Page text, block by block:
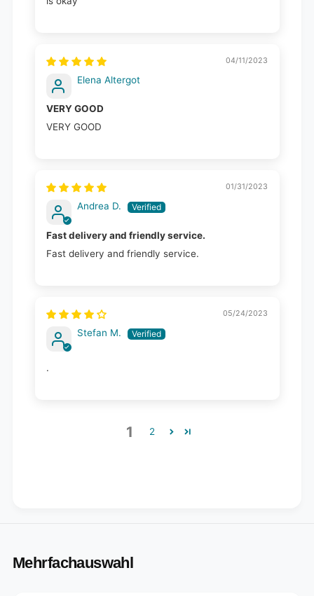
04/11/2023
Elena Altergot
VERY GOOD
VERY GOOD
01/31/2023
Andrea D.
Fast delivery and friendly service.
Fast delivery and friendly service.
05/24/2023
Stefan M.
.
1 2
Mehrfachauswahl